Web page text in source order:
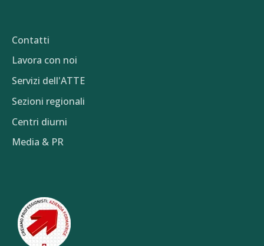
Contatti
Lavora con noi
Servizi dell'ATTE
Sezioni regionali
Centri diurni
Media & PR